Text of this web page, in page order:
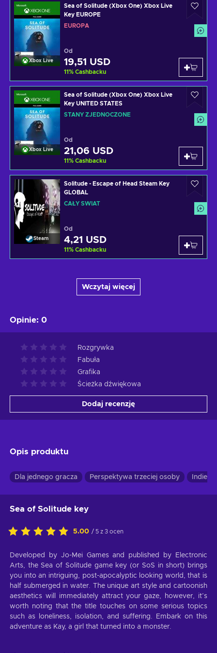
Xbox Live
Sea of Solitude (Xbox One) Xbox Live
Key EUROPE
EUROPA
Od
19,51 USD
11% Cashbacku
Xbox Live
Sea of Solitude (Xbox One) Xbox Live
Key UNITED STATES
STANY ZJEDNOCZONE
Od
21,06 USD
11% Cashbacku
Steam
Solitude - Escape of Head Steam Key
GLOBAL
CAŁY ŚWIAT
Od
4,21 USD
11% Cashbacku
Wczytaj więcej
Opinie: 0
Rozgrywka
Fabuła
Grafika
Ścieżka dźwiękowa
Dodaj recenzję
Opis produktu
Dla jednego gracza Perspektywa trzeciej osoby Indie
Sea of Solitude key
5.00 / 5 z 3 ocen
Developed by Jo-Mei Games and published by Electronic
Arts, the Sea of Solitude game key (or SoS in short) brings
you into an intriguing, post-apocalyptic looking world, that is
half submerged in water. The unique art style and cartoonish
aesthetics will immediately attract your gaze, however, it’s
worth noting that the title touches on some serious topics
such as loneliness, isolation, and suffering. Embark on this
adventure as Kay, a girl that turned into a monster.